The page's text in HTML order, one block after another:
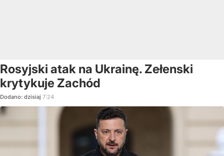
Rosyjski atak na Ukrainę. Zełenski
krytykuje Zachód
Dodano: dzisiaj 7:24